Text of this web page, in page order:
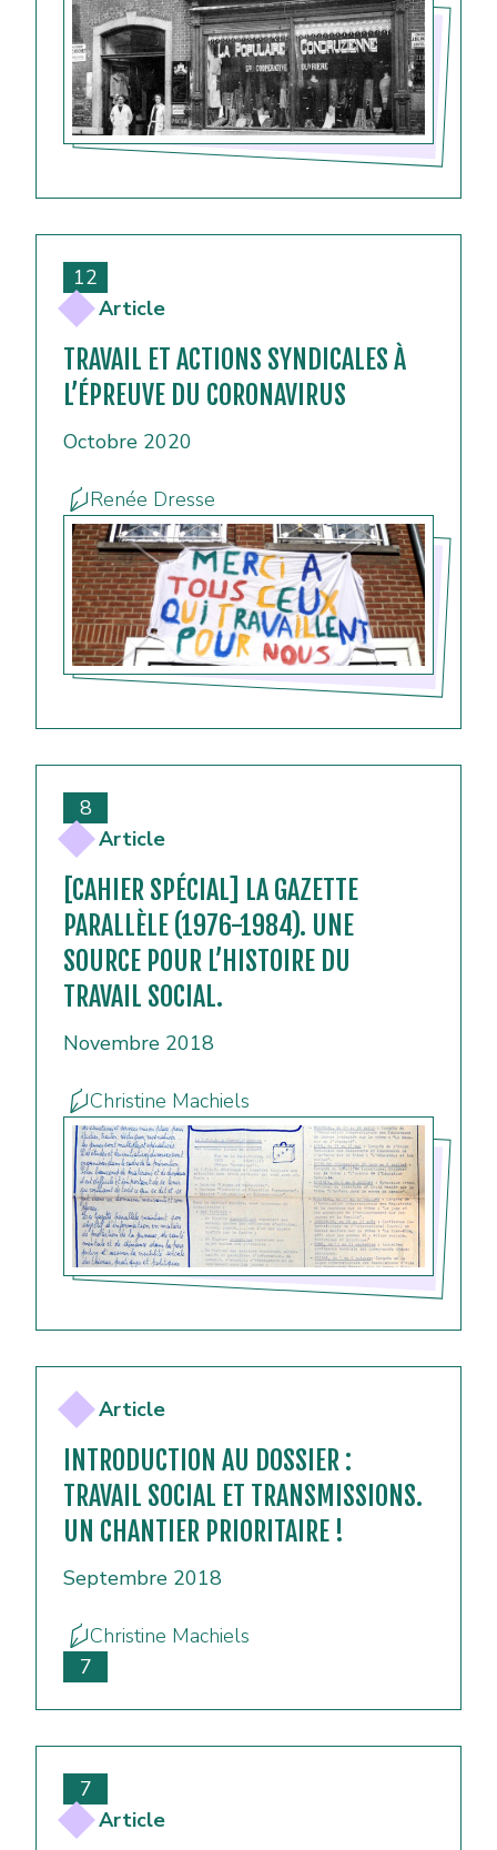
Article
TRAVAIL ET ACTIONS SYNDICALES À
L’ÉPREUVE DU CORONAVIRUS
Octobre 2020
Renée Dresse
12
Article
[CAHIER SPÉCIAL] LA GAZETTE
PARALLÈLE (1976-1984). UNE
SOURCE POUR L’HISTOIRE DU
TRAVAIL SOCIAL.
Novembre 2018
Christine Machiels
8
Article
INTRODUCTION AU DOSSIER :
TRAVAIL SOCIAL ET TRANSMISSIONS.
UN CHANTIER PRIORITAIRE !
Septembre 2018
Christine Machiels
7
Article
7